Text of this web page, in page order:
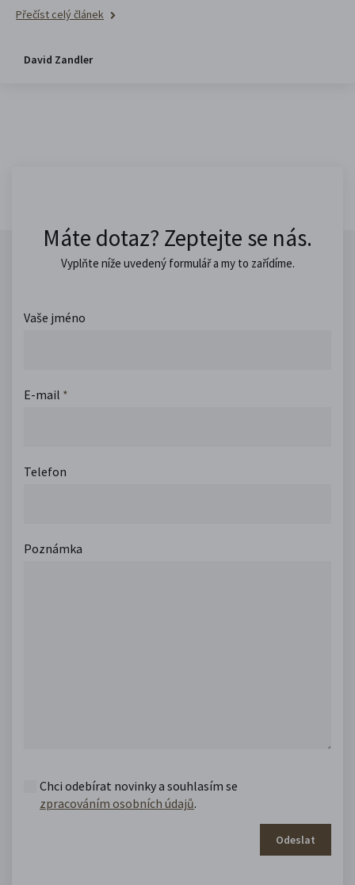
Přečíst celý článek
David Zandler
Máte dotaz? Zeptejte se nás.
Vyplňte níže uvedený formulář a my to zařídíme.
Vaše jméno
E-mail *
Telefon
Poznámka
Chci odebírat novinky a souhlasím se
zpracováním osobních údajů.
Odeslat